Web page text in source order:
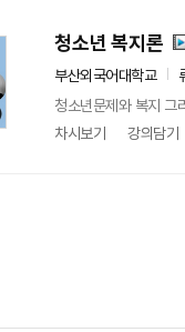
청소년 복지론
부산외국어대학교
청소년문제와 복지 그
차시보기
강의담기